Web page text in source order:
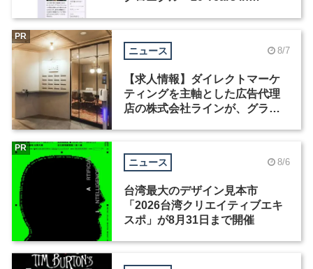
ニュース 8/7
【求人情報】ダイレクトマーケ
ティングを主軸とした広告代理
店の株式会社ラインが、グラフ
PR
ニュース 8/6
台湾最大のデザイン見本市
「2026台湾クリエイティブエキ
スポ」が8月31日まで開催
PR